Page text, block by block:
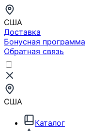
США
Доставка
Бонусная программа
Обратная связь
США
Каталог